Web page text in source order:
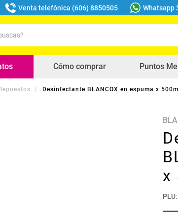
Venta telefónica (606) 8850505 Whatsapp
Cómo comprar Puntos
Desinfectante BLANCOX en espuma x 500ml
x
PLU:
buscados